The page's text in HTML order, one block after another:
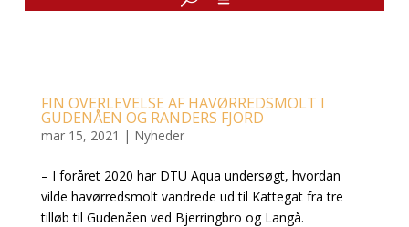
FIN OVERLEVELSE AF HAVØRREDSMOLT I
GUDENÅEN OG RANDERS FJORD
mar 15, 2021 | Nyheder
– I foråret 2020 har DTU Aqua undersøgt, hvordan
vilde havørredsmolt vandrede ud til Kattegat fra tre
tilløb til Gudenåen ved Bjerringbro og Langå.